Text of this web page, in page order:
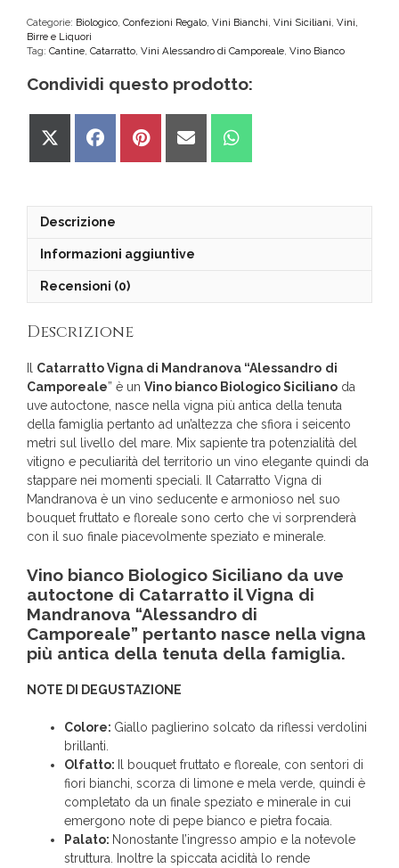
Alessandro
quantità
Categorie: Biologico, Confezioni Regalo, Vini Bianchi, Vini Siciliani, Vini,
Birre e Liquori
Tag: Cantine, Catarratto, Vini Alessandro di Camporeale, Vino Bianco
Condividi questo prodotto:
Share
Share
Share
Share
Share
Descrizione
Informazioni aggiuntive
Recensioni (0)
Descrizione
Il Catarratto Vigna di Mandranova “Alessandro di
Camporeale” è un Vino bianco Biologico Siciliano da
uve autoctone, nasce nella vigna più antica della tenuta
della famiglia pertanto ad un’altezza che sfiora i seicento
metri sul livello del mare. Mix sapiente tra potenzialità del
vitigno e peculiarità del territorio un vino elegante quindi da
stappare nei momenti speciali. Il Catarratto Vigna di
Mandranova è un vino seducente e armonioso nel suo
bouquet fruttato e floreale sono certo che vi sorprenderà
con il suo finale piacevolmente speziato e minerale.
Vino bianco Biologico Siciliano da uve
autoctone di Catarratto il Vigna di
Mandranova “Alessandro di
Camporeale” pertanto nasce nella vigna
più antica della tenuta della famiglia.
NOTE DI DEGUSTAZIONE
Colore: Giallo paglierino solcato da riflessi verdolini
brillanti.
Olfatto: Il bouquet fruttato e floreale, con sentori di
fiori bianchi, scorza di limone e mela verde, quindi è
completato da un finale speziato e minerale in cui
emergono note di pepe bianco e pietra focaia.
Palato: Nonostante l’ingresso ampio e la notevole
struttura. Inoltre la spiccata acidità lo rende